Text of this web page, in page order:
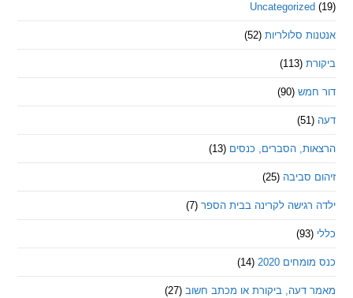
סלולריות (52)
(90)
הסברים, כנסים (13)
סביבה (25)
לקרינה בבית הספר (7)
2020
(14)
ביקורת או מכתב חשוב (27)